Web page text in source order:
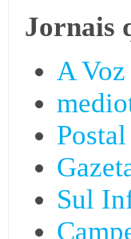
Jornais
A
Sul